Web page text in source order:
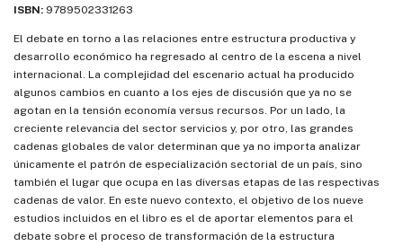
ISBN: 9789502331263
El debate en torno a las relaciones entre estructura productiva y
desarrollo económico ha regresado al centro de la escena a nivel
internacional. La complejidad del escenario actual ha producido
algunos cambios en cuanto a los ejes de discusión que ya no se
agotan en la tensión economía versus recursos. Por un lado, la
creciente relevancia del sector servicios y, por otro, las grandes
cadenas globales de valor determinan que ya no importa analizar
únicamente el patrón de especialización sectorial de un país, sino
también el lugar que ocupa en las diversas etapas de las respectivas
cadenas de valor. En este nuevo contexto, el objetivo de los nueve
estudios incluidos en el libro es el de aportar elementos para el
debate sobre el proceso de transformación de la estructura